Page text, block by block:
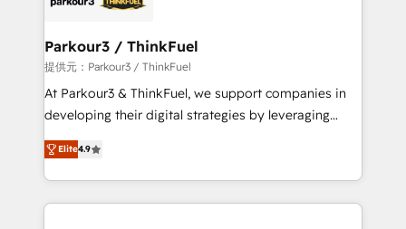
companies scale faster and smarter. 🔹 BOOMS:
Demand generation for all your buyers With BOOMS,
you invest in 100% of your buyers, accelerating your
growth and positioning yourself as an undisputed
transformation process A methodology designed to
implement HubSpot effectively and optimize your
Parkour3 / ThinkFuel
提供元：Parkour3 / ThinkFuel
At Parkour3 & ThinkFuel, we support companies in
developing their digital strategies by leveraging
technologies and automating their marketing and
sales processes to generate growth. Our offer spans
from Strategy to Operations. We specialize in CRM
onboarding and implementation, web design, sales
Elite4.9